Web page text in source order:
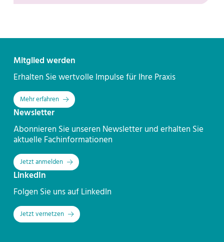
KontaktMitglied werden
Erhalten Sie wertvolle Impulse für Ihre Praxis
Mehr erfahren
Newsletter
Abonnieren Sie unseren Newsletter und erhalten Sie
aktuelle Fachinformationen
Jetzt anmelden
LinkedIn
Folgen Sie uns auf LinkedIn
Jetzt vernetzen